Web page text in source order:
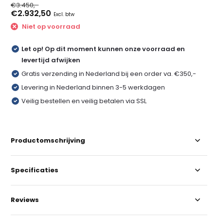
€3.450,-
€2.932,50 Excl. btw
Niet op voorraad
Let op! Op dit moment kunnen onze voorraad en
levertijd afwijken
Gratis verzending in Nederland bij een order va. €350,-
Levering in Nederland binnen 3-5 werkdagen
Veilig bestellen en veilig betalen via SSL
Productomschrijving
Specificaties
Reviews